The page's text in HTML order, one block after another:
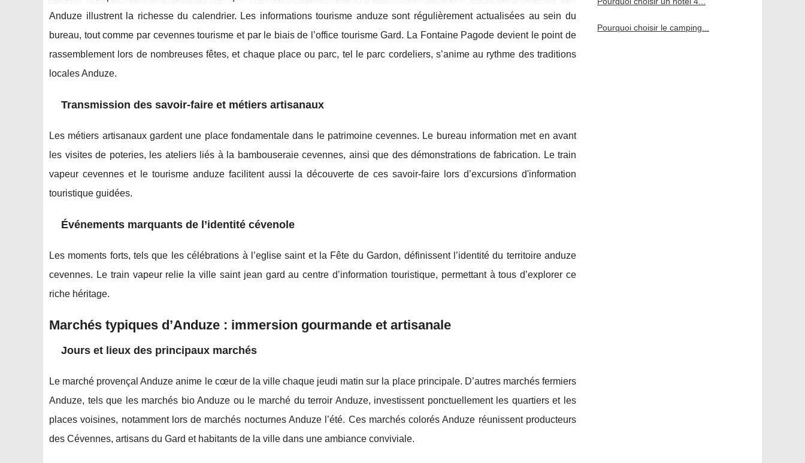
Anduze illustrent la richesse du calendrier. Les informations tourisme anduze sont régulièrement actualisées au sein du
bureau, tout comme par cevennes tourisme et par le biais de l’office tourisme Gard. La Fontaine Pagode devient le point de
rassemblement lors de nombreuses fêtes, et chaque place ou parc, tel le parc cordeliers, s’anime au rythme des traditions
locales Anduze.
Transmission des savoir-faire et métiers artisanaux
Les métiers artisanaux gardent une place fondamentale dans le patrimoine cevennes. Le bureau information met en avant
les visites de poteries, les ateliers liés à la bambouseraie cevennes, ainsi que des démonstrations de fabrication. Le train
vapeur cevennes et le tourisme anduze facilitent aussi la découverte de ces savoir-faire lors d’excursions d'information
touristique guidées.
Événements marquants de l’identité cévenole
Les moments forts, tels que les célébrations à l’eglise saint et la Fête du Gardon, définissent l’identité du territoire anduze
cevennes. Le train vapeur relie la ville saint jean gard au centre d’information touristique, permettant à tous d’explorer ce
riche héritage.
Marchés typiques d’Anduze : immersion gourmande et artisanale
Jours et lieux des principaux marchés
Le marché provençal Anduze anime le cœur de la ville chaque jeudi matin sur la place principale. D’autres marchés fermiers
Anduze, tels que les marchés bio Anduze ou le marché du terroir Anduze, investissent ponctuellement les quartiers et les
places voisines, notamment lors de marchés nocturnes Anduze l’été. Ces marchés colorés Anduze réunissent producteurs
des Cévennes, artisans du Gard et habitants de la ville dans une ambiance conviviale.
Pourquoi choisir le camping...